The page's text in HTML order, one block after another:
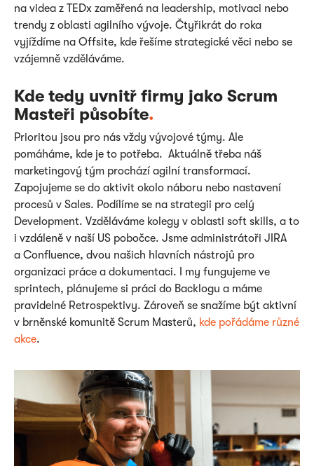
na videa z TEDx zaměřená na leadership, motivaci nebo
trendy z oblasti agilního vývoje. Čtyřikrát do roka
vyjíždíme na Offsite, kde řešíme strategické věci nebo se
vzájemně vzděláváme.
Kde tedy uvnitř firmy jako Scrum
Masteři působíte.
Prioritou jsou pro nás vždy vývojové týmy. Ale
pomáháme, kde je to potřeba. Aktuálně třeba náš
marketingový tým prochází agilní transformací.
Zapojujeme se do aktivit okolo náboru nebo nastavení
procesů v Sales. Podílíme se na strategii pro celý
Development. Vzděláváme kolegy v oblasti soft skills, a to
i vzdáleně v naší US pobočce. Jsme administrátoři JIRA
a Confluence, dvou našich hlavních nástrojů pro
organizaci práce a dokumentaci. I my fungujeme ve
sprintech, plánujeme si práci do Backlogu a máme
pravidelné Retrospektivy. Zároveň se snažíme být aktivní
v brněnské komunitě Scrum Masterů, kde pořádáme různé
akce.